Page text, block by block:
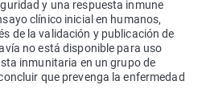
y una respuesta inmune
clínico inicial en humanos,
de la validación y publicación de
no está disponible para uso
inmunitaria en un grupo de
que prevenga la enfermedad